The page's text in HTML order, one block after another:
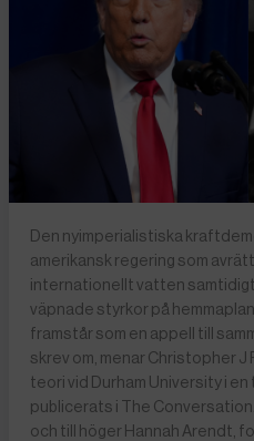
Den nyimperialistiska
amerikansk regering som
internationellt vatten
väpnade styrkor på
framstår som en appell till
skrev om, menar Christopher
teori vid Durham University i
publicerats i The
och till höger Hannah Arendt,